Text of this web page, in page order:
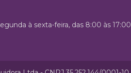
à sexta-feira, das 8:00 às 17:00